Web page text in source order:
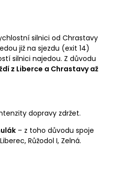
silnici od Chrastavy
již na sjezdu (exit 14)
silnici najedou. Z důvodu
z Liberce a Chrastavy až
dopravy zdržet.
– z toho důvodu spoje
Růžodol I, Zelná.